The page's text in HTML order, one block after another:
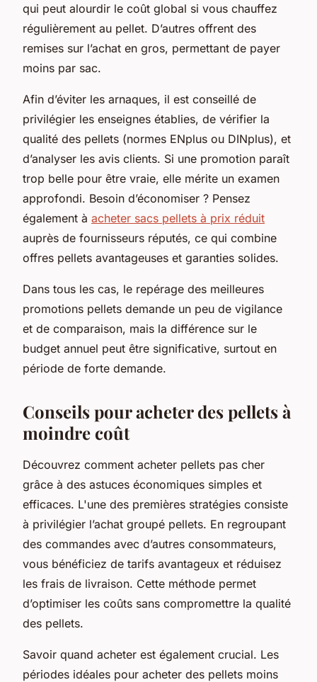
qui peut alourdir le coût global si vous chauffez
régulièrement au pellet. D’autres offrent des
remises sur l’achat en gros, permettant de payer
moins par sac.
Afin d’éviter les arnaques, il est conseillé de
privilégier les enseignes établies, de vérifier la
qualité des pellets (normes ENplus ou DINplus), et
d’analyser les avis clients. Si une promotion paraît
trop belle pour être vraie, elle mérite un examen
approfondi. Besoin d’économiser ? Pensez
également à acheter sacs pellets à prix réduit
auprès de fournisseurs réputés, ce qui combine
offres pellets avantageuses et garanties solides.
Dans tous les cas, le repérage des meilleures
promotions pellets demande un peu de vigilance
et de comparaison, mais la différence sur le
budget annuel peut être significative, surtout en
période de forte demande.
Conseils pour acheter des pellets à
moindre coût
Découvrez comment acheter pellets pas cher
grâce à des astuces économiques simples et
efficaces. L'une des premières stratégies consiste
à privilégier l’achat groupé pellets. En regroupant
des commandes avec d’autres consommateurs,
vous bénéficiez de tarifs avantageux et réduisez
les frais de livraison. Cette méthode permet
d’optimiser les coûts sans compromettre la qualité
des pellets.
Savoir quand acheter est également crucial. Les
périodes idéales pour acheter des pellets moins